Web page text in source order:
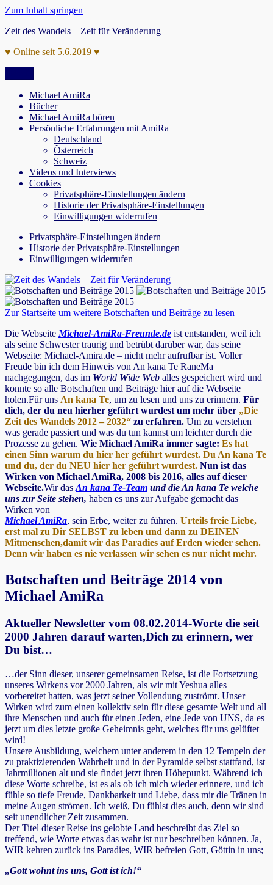
Zum Inhalt springen
Zeit des Wandels – Zeit für Veränderung
♥ Online seit 5.6.2019 ♥
Michael AmiRa
Bücher
Michael AmiRa hören
Persönliche Erfahrungen mit AmiRa
Deutschland
Österreich
Schweiz
Videos und Interviews
Cookies
Privatsphäre-Einstellungen ändern
Historie der Privatsphäre-Einstellungen
Einwilligungen widerrufen
Privatsphäre-Einstellungen ändern
Historie der Privatsphäre-Einstellungen
Einwilligungen widerrufen
Zur Startseite um weitere Botschaften und Beiträge zu lesen
Die Webseite Michael-AmiRa-Freunde.de ist entstanden, weil ich
als seine Schwester traurig und betrübt darüber war, das seine
Webseite: Michael-Amira.de – nicht mehr aufrufbar ist. Voller
Freude bin ich dem Hinweis von An kana Te RaneMa
nachgegangen, das im World Wide Web alles gespeichert wird und
konnte so alle Botschaften und Beiträge hier auf die Webseite
holen.Für uns An kana Te, um zu lesen und uns zu erinnern. Für
dich, der du neu hierher geführt wurdest um mehr über „Die
Zeit des Wandels 2012 – 2032“ zu erfahren. Um zu verstehen
was gerade passiert und was du tun kannst um leichter durch die
Prozesse zu gehen. Wie Michael AmiRa immer sagte: Es hat
einen Sinn warum du hier her geführt wurdest. Du An kana Te
und du, der du NEU hier her geführt wurdest. Nun ist das
Wirken von Michael AmiRa, 2008 bis 2016, alles auf dieser
Webseite.Wir das An kana Te-Team und die An kana Te welche
uns zur Seite stehen, haben es uns zur Aufgabe gemacht das
Wirken von
Michael AmiRa, sein Erbe, weiter zu führen. Urteils freie Liebe,
erst mal zu Dir SELBST zu leben und dann zu DEINEN
Mitmenschen,damit wir das Paradies auf Erden wieder sehen.
Denn wir haben es nie verlassen wir sehen es nur nicht mehr.
Botschaften und Beiträge 2014 von
Michael AmiRa
Aktueller Newsletter vom 08.02.2014-Worte die seit
2000 Jahren darauf warten,Dich zu erinnern, wer
Du bist…
…der Sinn dieser, unserer gemeinsamen Reise, ist die Fortsetzung
unseres Wirkens vor 2000 Jahren, als wir mit Yeshua alles
vorbereitet hatten, was jetzt seiner Vollendung zuströmt. Unser
Wirken wird zum einen kollektiv sein für diese gesamte Welt und all
ihre Menschen und auch für einen Jeden, eine Jede von UNS, da es
jetzt um dies letzte große Geheimnis geht, welches für uns gelüftet
wird!
Unsere Ausbildung, welchem unter anderem in den 12 Tempeln der
zu praktizierenden Wahrheit und in der Pyramide selbst stattfand, ist
Jahrmillionen alt und sie findet jetzt ihren Höhepunkt. Während ich
diese Worte schreibe, ist es als ob ich mich wieder erinnere, und ich
fühle so tiefe Freude, Dankbarkeit und Liebe, dass mir die Tränen in
meine Augen strömen. Ich weiß, Du fühlst dies auch, denn wir sind
seit unendlicher Zeit zusammen.
Der Titel dieser Reise ins gelobte Land beschreibt das Ziel so
treffend, wie Worte etwas das wahr ist nur beschreiben können. Ja,
WIR kehren zurück ins Paradies, WIR befreien Gott, Göttin in uns;
„Gott wohnt ins uns, Gott ist ich!“